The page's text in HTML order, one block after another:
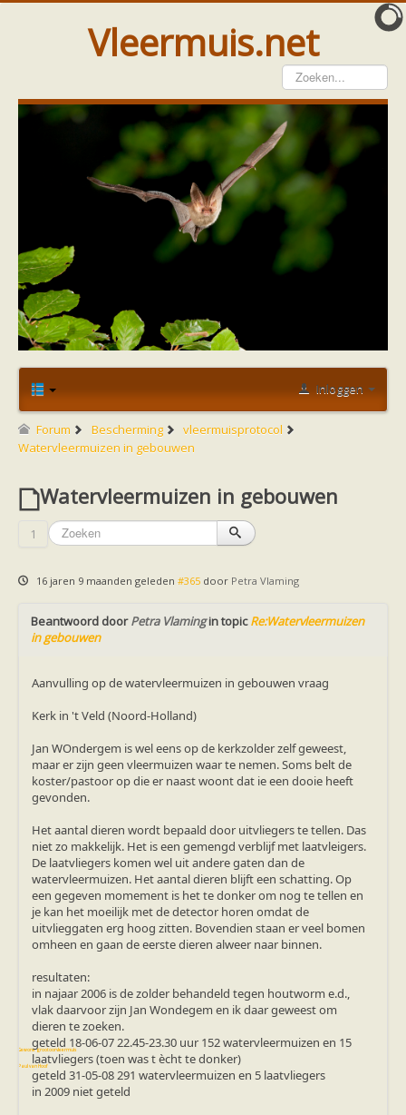
Vleermuis.net
Vleermuis gezien
Waarneming doorgeven
Wat doen wij met meldingen
Telinstructie
Waarnemingen doorgeven elders
Hulp
Vleermuis gevonden
Vanginstructie
Hulp per email
Hulp per provincie
Drenthe
Friesland
Limburg
Noord-Brabant
Noord-Holland
Utrecht
Zeeland
Zuid-Holland
Vleermuizen en ziektes
Gebiedsbescherming
Vleermuisprotocol
Knelpunten in vleermuisbescherming
vleermuiskasten kopen/ ophangen
Landelijk zoogdierwerkgroepen
Jeugd
Internationaal
Landelijke natuurverenigingen
Ik wil graag mee op vleermuisexcursie
Aankondiging activiteiten
Ik ben op zoek naar een detector
Ecologie en soorten
Hoe vleermuizen leven
Voedsel en jagen
Verblijfplaatsen
Echolocatie
Soorten
Bosvleermuis
Brandt's vleermuis
Bruine of gewone grootoorvleermuis
Franjestaart
Gewone dwergvleermuis
Grijze grootoorvleermuis
Grote rosse vleermuis
Gewone grootoorvleermuis
Paul van Hoof
Home Forum Bescherming
Watervleermuizen in gebouwen
Inloggen
Forum Bescherming
vleermuisprotocol
Watervleermuizen in gebouwen
Watervleermuizen in gebouwen
1
16 jaren 9 maanden geleden #365 door Petra Vlaming
Beantwoord doorPetra Vlamingin topicRe:Watervleermuizen
in gebouwen
Aanvulling op de watervleermuizen in gebouwen vraag
Kerk in 't Veld (Noord-Holland)
Jan WOndergem is wel eens op de kerkzolder zelf geweest,
maar er zijn geen vleermuizen waar te nemen. Soms belt de
koster/pastoor op die er naast woont dat ie een dooie heeft
gevonden.
Het aantal dieren wordt bepaald door uitvliegers te tellen. Das
niet zo makkelijk. Het is een gemengd verblijf met laatvleigers.
De laatvliegers komen wel uit andere gaten dan de
watervleermuizen. Het aantal dieren blijft een schatting. Op
een gegeven momement is het te donker om nog te tellen en
je kan het moeilijk met de detector horen omdat de
uitvlieggaten erg hoog zitten. Bovendien staan er veel bomen
omheen en gaan de eerste dieren alweer naar binnen.
resultaten:
in najaar 2006 is de zolder behandeld tegen houtworm e.d.,
vlak daarvoor zijn Jan Wondegem en ik daar geweest om
dieren te zoeken.
geteld 18-06-07 22.45-23.30 uur 152 watervleermuizen en 15
laatvliegers (toen was t ècht te donker)
geteld 31-05-08 291 watervleermuizen en 5 laatvliegers
in 2009 niet geteld